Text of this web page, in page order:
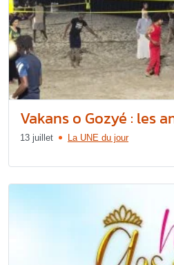
Vakans o Gozyé : les
13 juillet La UNE du jour